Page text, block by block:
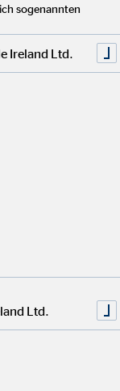
Zeichen für
Nachhaltigkeit.
sogenannten
Ireland Ltd.
Ltd.